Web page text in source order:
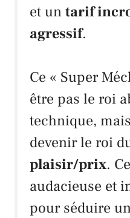
et untarif
agressif.
Ce « Super
être pas le roi
technique,
devenir le roi
plaisir/prix.
audacieuse et
pour séduire